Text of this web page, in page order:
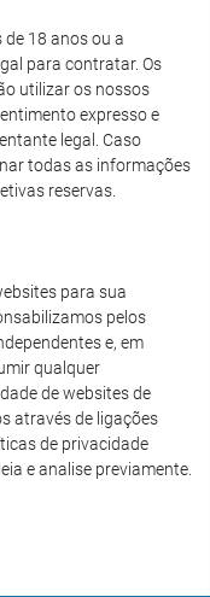
18 anos ou a
para contratar. Os
utilizar os nossos
expresso e
legal. Caso
todas as informações
reservas.
para sua
pelos
e, em
qualquer
de websites de
através de ligações
de privacidade
e analise previamente.